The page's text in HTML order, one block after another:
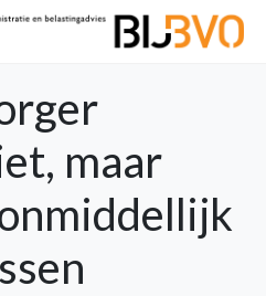
maar